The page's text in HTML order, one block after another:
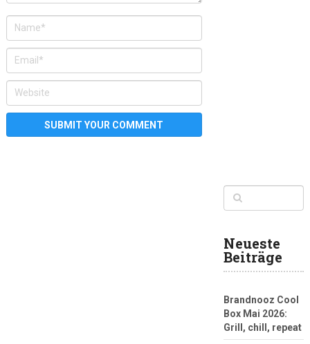
Neueste
Beiträge
Brandnooz Cool
Box Mai 2026:
Grill, chill, repeat